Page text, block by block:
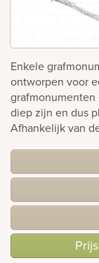
Enkele
ontworpen voor
diep zijn en dus
Afhankelijk van